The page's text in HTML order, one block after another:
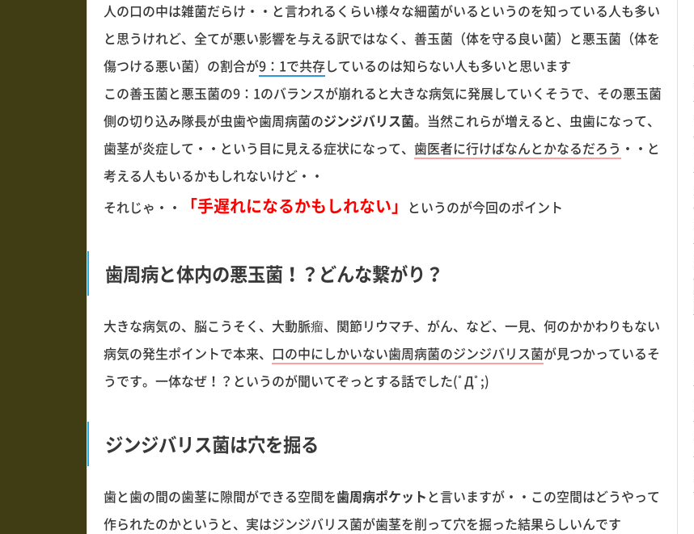
人の口の中は雑菌だらけ・・と言われるくらい様々な細菌がいるというのを知っている人も多い
と思うけれど、全てが悪い影響を与える訳ではなく、善玉菌（体を守る良い菌）と悪玉菌（体を
傷つける悪い菌）の割合が9：1で共存しているのは知らない人も多いと思います
この善玉菌と悪玉菌の9：1のバランスが崩れると大きな病気に発展していくそうで、その悪玉菌
側の切り込み隊長が虫歯や歯周病菌のジンジバリス菌。当然これらが増えると、虫歯になって、
歯茎が炎症して・・という目に見える症状になって、 歯医者に行けばなんとかなるだろう ・・と
考える人もいるかもしれないけど・・
それじゃ・・
「手遅れになるかもしれない」 というのが今回のポイント
歯周病と体内の悪玉菌！？どんな繋がり？
大きな病気の、脳こうそく、大動脈瘤、関節リウマチ、がん、など、一見、何のかかわりもない
病気の発生ポイントで本来、 口の中にしかいない歯周病菌のジンジバリス菌が見つかっているそ
うです。一体なぜ！？というのが聞いてぞっとする話でした(ﾟДﾟ;)
ジンジバリス菌は穴を掘る
歯と歯の間の歯茎に隙間ができる空間を歯周病ポケットと言いますが・・この空間はどうやって
作られたのかというと、実はジンジバリス菌が歯茎を削って穴を掘った結果らしいんです